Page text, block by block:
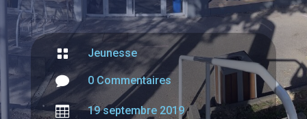
 Jeunesse
 0 Commentaires
 19 septembre 2019